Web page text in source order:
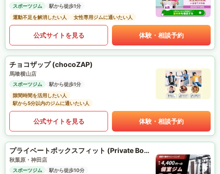
スポーツジム
駅から徒歩1分
運動不足を解消したい人
女性専用ジムに通いたい人
公式サイトを見る 体験・相談予約
チョコザップ (chocoZAP)
馬喰横山店
スポーツジム
駅から徒歩1分
隙間時間を活用したい人
駅から5分以内のジムに通いたい人
公式サイトを見る 体験・相談予約
プライベートボックスフィット (Private Box Fit)
秋葉原・神田店
スポーツジム
駅から徒歩10分